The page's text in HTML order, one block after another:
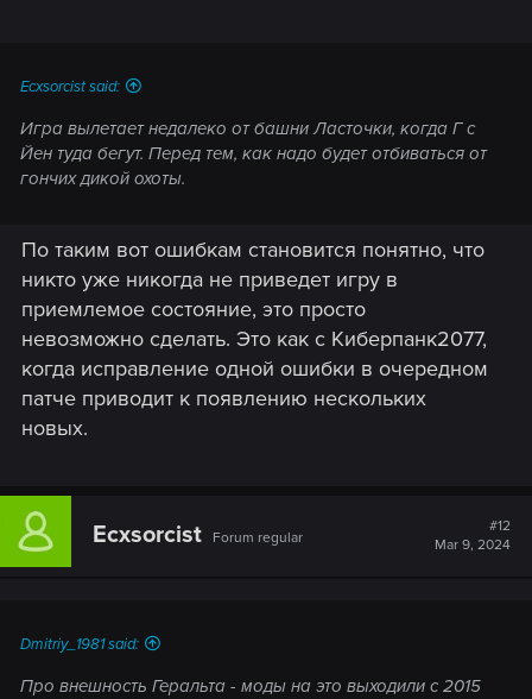
Ecxsorcist said:
Игра вылетает недалеко от башни Ласточки, когда Г с
Йен туда бегут. Перед тем, как надо будет отбиваться от
гончих дикой охоты.
По таким вот ошибкам становится понятно, что
никто уже никогда не приведет игру в
приемлемое состояние, это просто
невозможно сделать. Это как с Киберпанк2077,
когда исправление одной ошибки в очередном
патче приводит к появлению нескольких
новых.
Ecxsorcist Forum regular
#12
Mar 9, 2024
Dmitriy_1981 said:
Про внешность Геральта - моды на это выходили с 2015